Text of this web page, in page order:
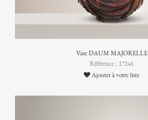
Vase DAUM MAJORELLE
Référence : 17241
Ajouter à votre liste